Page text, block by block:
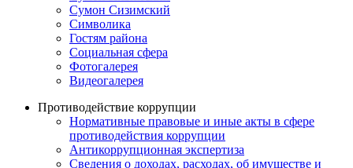
Сумон Сизимский
Символика
Гостям района
Социальная сфера
Фотогалерея
Видеогалерея
Противодействие коррупции
Нормативные правовые и иные акты в сфере
противодействия коррупции
Антикоррупционная экспертиза
Сведения о доходах, расходах, об имуществе и